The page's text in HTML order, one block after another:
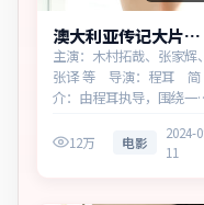
澳大利亚传记大片暗
夜回响多终端播放
主演：木村拓哉、张家辉、
张译 等 导演：程耳 简
介：由程耳执导，围绕一
的传记作品。在一座滨海
业城市，叙事围绕人物抉择
12万 电影
2024-
11